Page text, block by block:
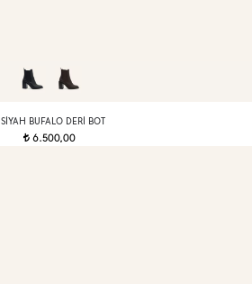
SIYAH BUFALO DERI BOT
t 6.500,00